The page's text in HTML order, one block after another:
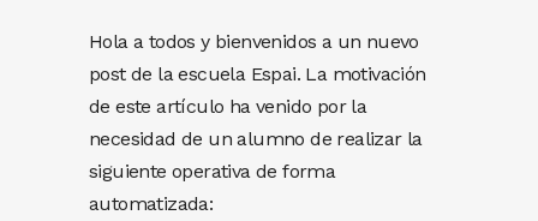
Hola a todos y bienvenidos a un nuevo
post de la escuela Espai. La motivación
de este artículo ha venido por la
necesidad de un alumno de realizar la
siguiente operativa de forma
automatizada: